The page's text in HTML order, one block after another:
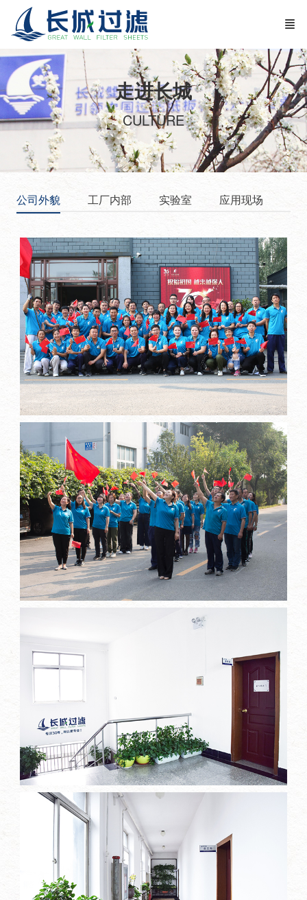
走进长城
CULTURE
公司外貌 工厂内部 实验室 应用现场